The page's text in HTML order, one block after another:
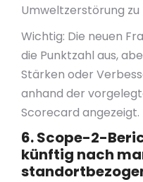
Umweltzerstörung
Wichtig: Die neuen
die Punktzahl aus,
Stärken oder
anhand der
Scorecard angezeigt.
6. Scope-2-
künftig nach